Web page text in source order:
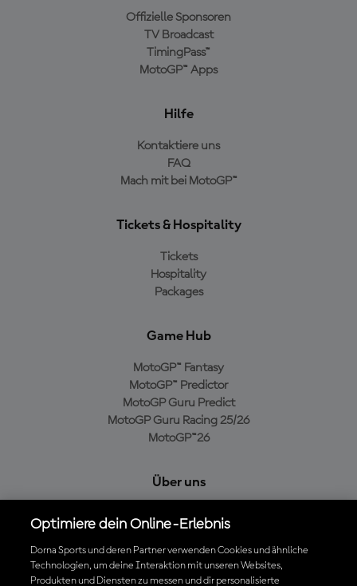
Offizielle Sponsoren
TV Broadcast
TimingPass™
MotoGP™ Apps
Hilfe
Kontaktiere uns
FAQ
Mach mit bei MotoGP™
Tickets & Hospitality
Tickets
Hospitality
Packages
Game Hub
MotoGP™ Fantasy
MotoGP™ Predictor
MotoGP Guru Predict
MotoGP Guru Racing 25/26
MotoGP™26
Über uns
Cookie-Richtlinien
Geschäftsbedingungen
Datenschutzrichtlinien
Optimiere dein Online-Erlebnis
Dorna Sports und deren Partner verwenden Cookies und ähnliche
Technologien, um deine Interaktion mit unseren Websites,
Produkten und Diensten zu messen und dir personalisierte